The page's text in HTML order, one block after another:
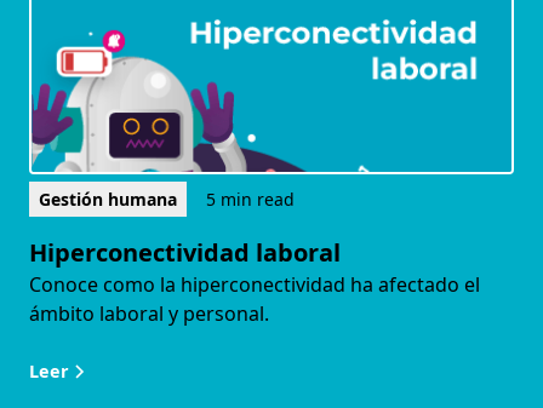
Gestión humana 5 min read
Hiperconectividad laboral
Conoce como la hiperconectividad ha afectado el
ámbito laboral y personal.
Leer